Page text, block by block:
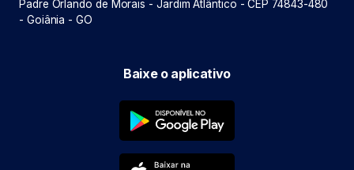
Padre Orlando de Morais - Jardim Atlântico - CEP 74843-480
- Goiânia - GO
Baixe o aplicativo